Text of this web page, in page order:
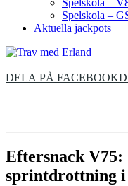
Spelskola –
Spelskola –
Aktuella jackpots
DELA PÅ FACEBOOK
Eftersnack
sprintdrottning i